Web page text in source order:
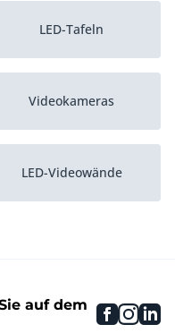
LED-Tafeln
Videokameras
LED-Videowände
auf dem